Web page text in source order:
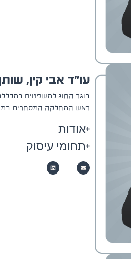
עו"ד אבי קין,
בוגר החוג למשפטים
ראש המחלקה המסחרית
אודות
תחומי עיסוק